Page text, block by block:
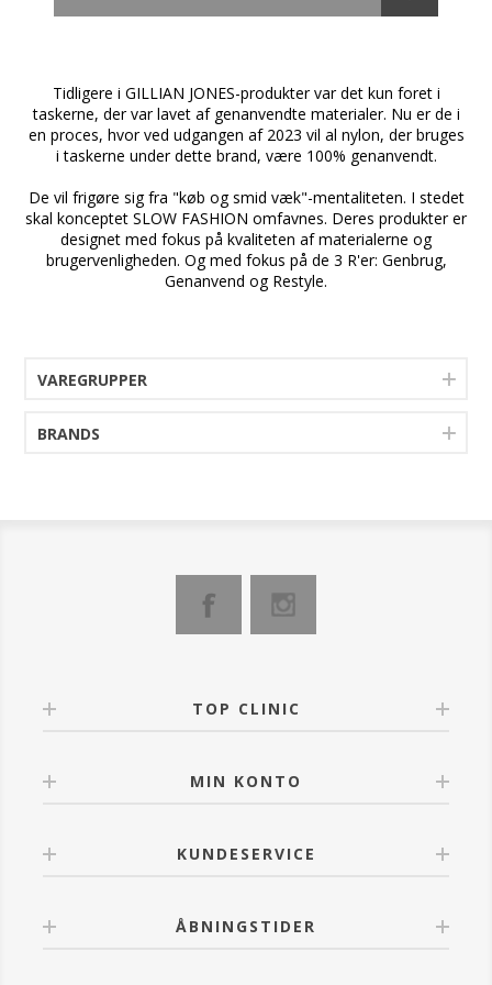
under design og produktion.
størrelse afhængigt af, hvor meget du putter i den.
Den er designet med en minimalistisk æstetik og
undgår unødvendig polstring, hvilket gør den let at
pakke.
Kantbåndet i PU (polyurethan) sikrer, at tasken holder
sin form og er nem at rengøre med en fugtig klud.
Denne alsidige toilettaske er super til at opbevare
dine makeup- og skønhedsprodukter. Takket være sin
højde og størrelse er den også ideel til opbevaring af
produkter som hårspray eller glattejern.
genstande. Den store lynlåsvedhæng gør det let at
Tidligere i GILLIAN JONES-produkter var det kun foret i
taskerne, der var lavet af genanvendte materialer. Nu er de i
en proces, hvor ved udgangen af 2023 vil al nylon, der bruges
i taskerne under dette brand, være 100% genanvendt.
De vil frigøre sig fra "køb og smid væk"-mentaliteten. I stedet
skal konceptet SLOW FASHION omfavnes. Deres produkter er
designet med fokus på kvaliteten af materialerne og
brugervenligheden. Og med fokus på de 3 R'er: Genbrug,
Genanvend og Restyle.
VAREGRUPPER
BRANDS
TOP CLINIC
MIN KONTO
KUNDESERVICE
ÅBNINGSTIDER